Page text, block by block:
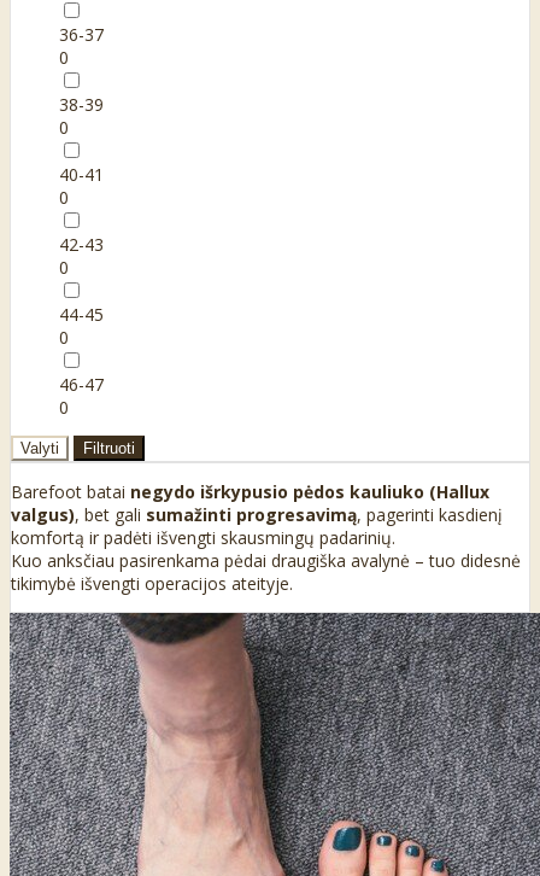
36-37
0
38-39
0
40-41
0
42-43
0
44-45
0
46-47
0
Valyti Filtruoti
Barefoot batai negydo išrkypusio pėdos kauliuko (Hallux
valgus), bet gali sumažinti progresavimą, pagerinti kasdienį
komfortą ir padėti išvengti skausmingų padarinių.
Kuo anksčiau pasirenkama pėdai draugiška avalynė – tuo didesnė
tikimybė išvengti operacijos ateityje.